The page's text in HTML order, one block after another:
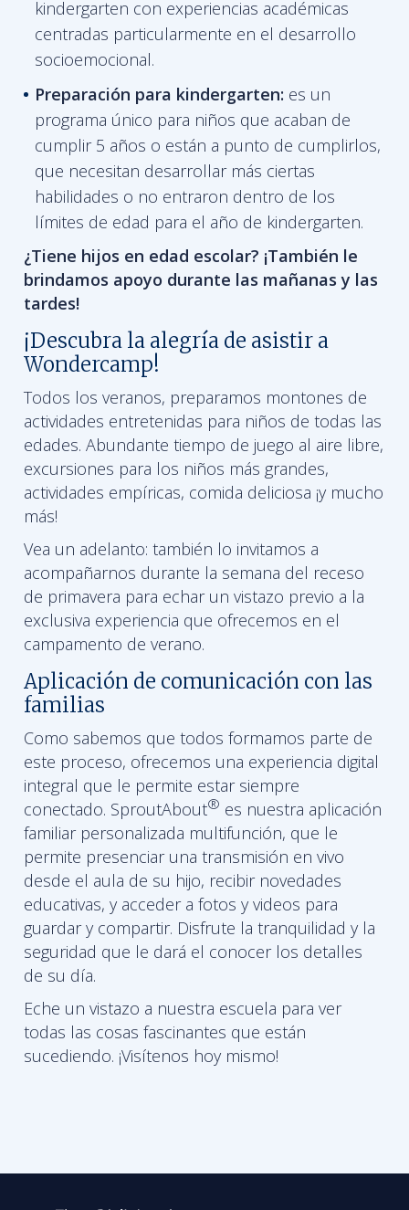
kindergarten con experiencias académicas
centradas particularmente en el desarrollo
socioemocional.
Preparación para kindergarten: es un
programa único para niños que acaban de
cumplir 5 años o están a punto de cumplirlos,
que necesitan desarrollar más ciertas
habilidades o no entraron dentro de los
límites de edad para el año de kindergarten.
¿Tiene hijos en edad escolar? ¡También le
brindamos apoyo durante las mañanas y las
tardes!
¡Descubra la alegría de asistir a
Wondercamp!
Todos los veranos, preparamos montones de
actividades entretenidas para niños de todas las
edades. Abundante tiempo de juego al aire libre,
excursiones para los niños más grandes,
actividades empíricas, comida deliciosa ¡y mucho
más!
Vea un adelanto: también lo invitamos a
acompañarnos durante la semana del receso
de primavera para echar un vistazo previo a la
exclusiva experiencia que ofrecemos en el
campamento de verano.
Aplicación de comunicación con las
familias
Como sabemos que todos formamos parte de
este proceso, ofrecemos una experiencia digital
integral que le permite estar siempre
conectado. SproutAbout® es nuestra aplicación
familiar personalizada multifunción, que le
permite presenciar una transmisión en vivo
desde el aula de su hijo, recibir novedades
educativas, y acceder a fotos y videos para
guardar y compartir. Disfrute la tranquilidad y la
seguridad que le dará el conocer los detalles
de su día.
Eche un vistazo a nuestra escuela para ver
todas las cosas fascinantes que están
sucediendo. ¡Visítenos hoy mismo!